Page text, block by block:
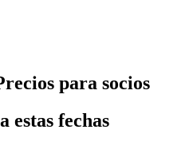
para socios
estas fechas